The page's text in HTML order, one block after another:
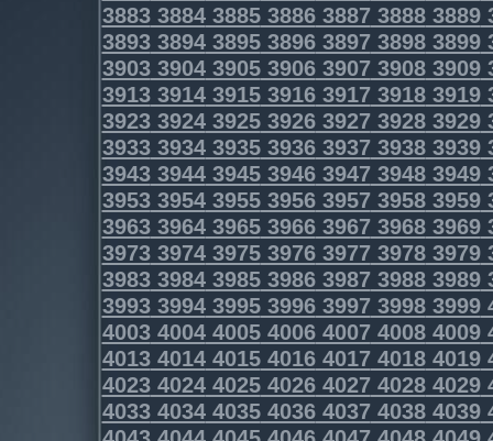
3883388438853886388738883889
3893389438953896389738983899
3903390439053906390739083909
3913391439153916391739183919
3923392439253926392739283929
3933393439353936393739383939
3943394439453946394739483949
3953395439553956395739583959
3963396439653966396739683969
3973397439753976397739783979
3983398439853986398739883989
3993399439953996399739983999
4003400440054006400740084009
4013401440154016401740184019
4023402440254026402740284029
4033403440354036403740384039